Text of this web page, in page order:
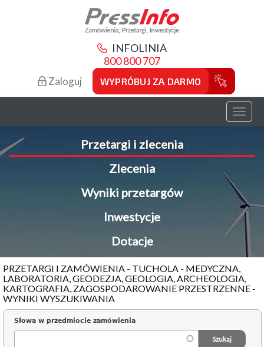
INFOLINIA
800 800 707
Zaloguj WYPRÓBUJ ZA DARMO
Toggle
Przetargi i zlecenia
Zlecenia
Wyniki przetargów
Inwestycje
Dotacje
PRZETARGI I ZAMÓWIENIA - TUCHOLA - MEDYCZNA,
LABORATORIA, GEODEZJA, GEOLOGIA, ARCHEOLOGIA,
KARTOGRAFIA, ZAGOSPODAROWANIE PRZESTRZENNE -
WYNIKI WYSZUKIWANIA
Słowa w przedmiocie zamówienia